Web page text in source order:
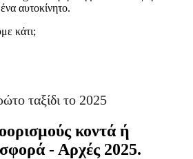
αυτοκίνητο.
κάτι;
ταξίδι το 2025
κοντά ή
- Αρχές 2025.